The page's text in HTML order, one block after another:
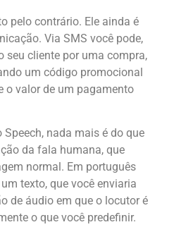
pelo contrário. Ele ainda é
Via SMS você pode,
seu cliente por uma compra,
um código promocional
o valor de um pagamento
Speech, nada mais é do que
da fala humana, que
normal. Em português
texto, que você enviaria
de áudio em que o locutor é
o que você predefinir.